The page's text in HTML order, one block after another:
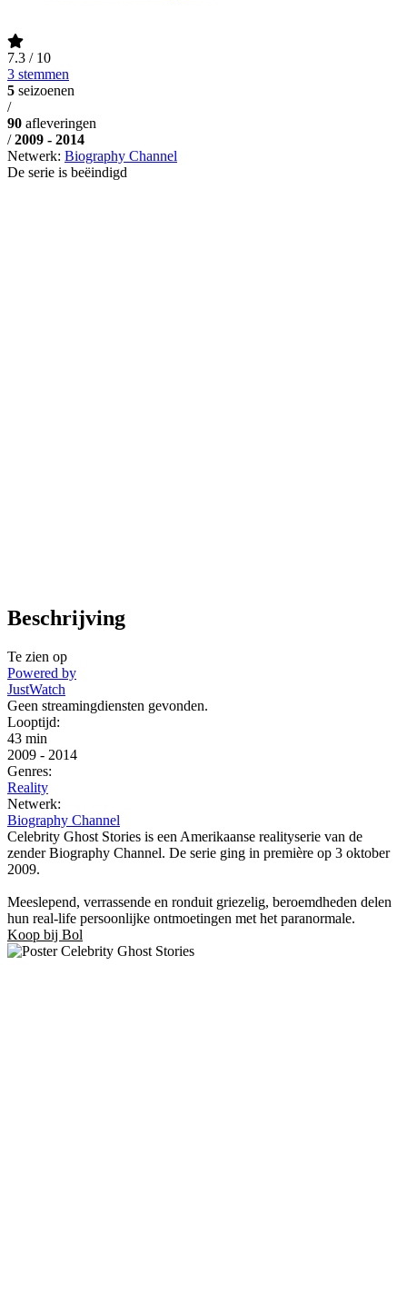
7.3 / 10
3 stemmen
5 seizoenen
/
90 afleveringen
/ 2009 - 2014
Netwerk: Biography Channel
De serie is beëindigd
Beschrijving
Te zien op
Powered by
JustWatch
Geen streamingdiensten gevonden.
Looptijd:
43 min
2009 - 2014
Genres:
Reality
Netwerk:
Biography Channel
Celebrity Ghost Stories is een Amerikaanse realityserie van de
zender Biography Channel. De serie ging in première op 3 oktober
2009.
Meeslepend, verrassende en ronduit griezelig, beroemdheden delen
hun real-life persoonlijke ontmoetingen met het paranormale.
Koop bij Bol